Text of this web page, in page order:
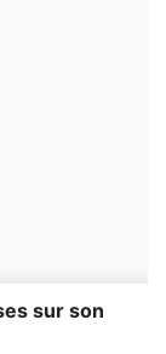
sur son